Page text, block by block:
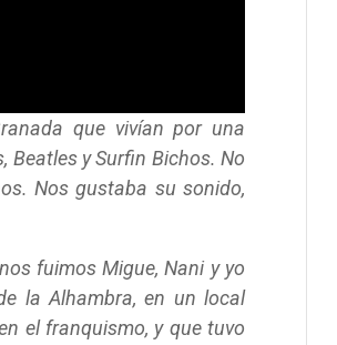
que vivían por una
Beatles y Surfin Bichos. No
Nos gustaba su sonido,
fuimos Migue, Nani y yo
la Alhambra, en un local
el franquismo, y que tuvo